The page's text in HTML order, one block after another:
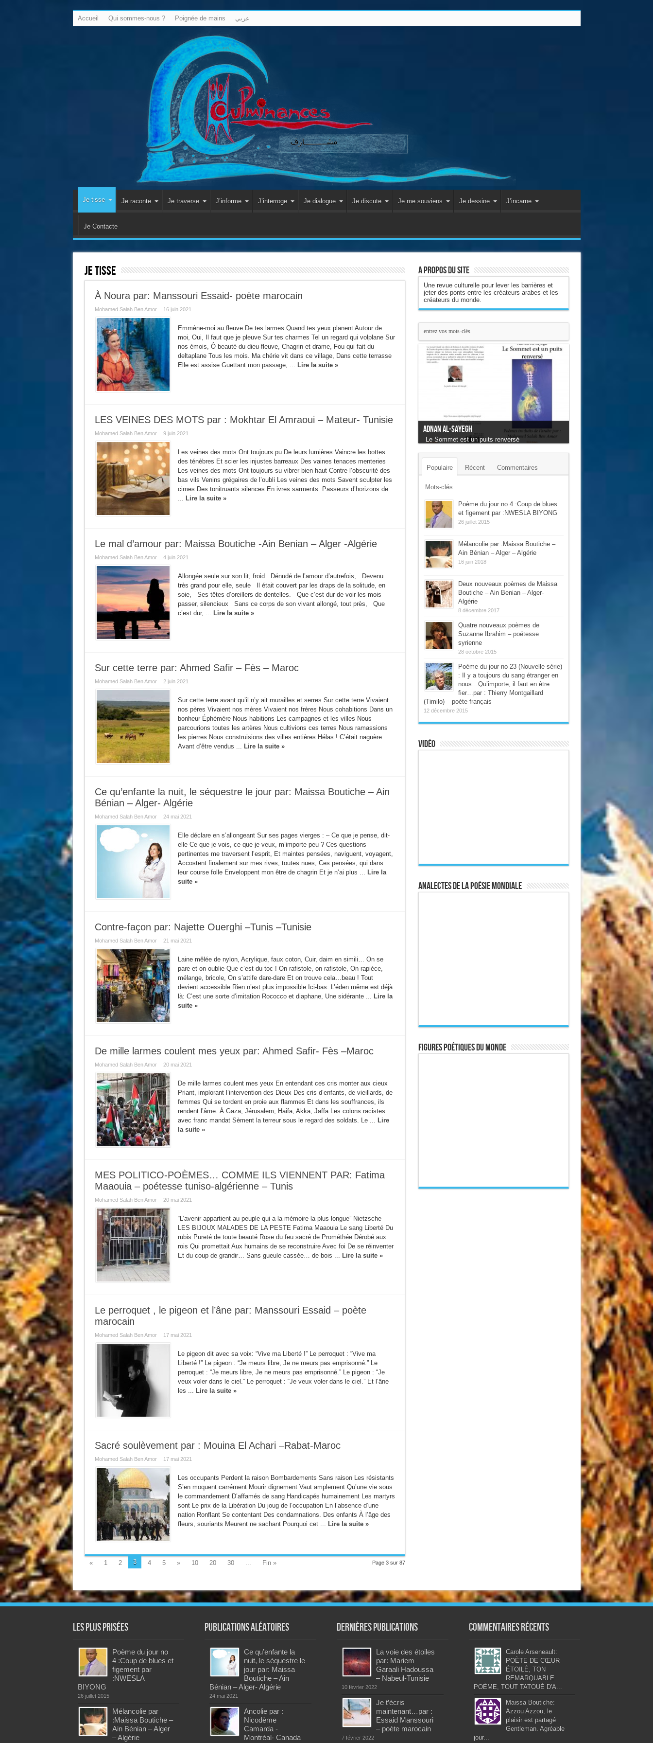
Accueil Qui sommes-nous ? Poignée de mains عربي
Je tisse Je raconte Je traverse J’informe J’interroge Je dialogue Je discute Je me souviens Je dessine J’incarne
Je Contacte
Je tisse
À Noura par: Manssouri Essaid- poète marocain
Mohamed Salah Ben Amor 16 juin 2021
Emmène-moi au fleuve De tes larmes Quand tes yeux planent Autour de
moi, Oui, Il faut que je pleuve Sur tes charmes Tel un regard qui volplane Sur
nos émois, Ô beauté du dieu-fleuve, Chagrin et drame, Fou qui fait du
deltaplane Tous les mois. Ma chérie vit dans ce village, Dans cette terrasse
Elle est assise Guettant mon passage, ... Lire la suite »
LES VEINES DES MOTS par : Mokhtar El Amraoui – Mateur- Tunisie
Mohamed Salah Ben Amor 9 juin 2021
Les veines des mots Ont toujours pu De leurs lumières Vaincre les bottes
des ténèbres Et scier les injustes barreaux Des vaines tenaces menteries
Les veines des mots Ont toujours su vibrer bien haut Contre l’obscurité des
bas vils Venins grégaires de l’oubli Les veines des mots Savent sculpter les
cimes Des tonitruants silences En ivres sarments Passeurs d’horizons de
... Lire la suite »
Le mal d’amour par: Maissa Boutiche -Ain Benian – Alger -Algérie
Mohamed Salah Ben Amor 4 juin 2021
Allongée seule sur son lit, froid Dénudé de l’amour d’autrefois, Devenu
très grand pour elle, seule Il était couvert par les draps de la solitude, en
soie, Ses têtes d’oreillers de dentelles. Que c’est dur de voir les mois
passer, silencieux Sans ce corps de son vivant allongé, tout près, Que
c’est dur, ... Lire la suite »
Sur cette terre par: Ahmed Safir – Fès – Maroc
Mohamed Salah Ben Amor 2 juin 2021
Sur cette terre avant qu’il n’y ait murailles et serres Sur cette terre Vivaient
nos pères Vivaient nos mères Vivaient nos frères Nous cohabitions Dans un
bonheur Éphémère Nous habitions Les campagnes et les villes Nous
parcourions toutes les artères Nous cultivions ces terres Nous ramassions
les pierres Nous construisions des villes entières Hélas ! C’était naguère
Avant d’être vendus ... Lire la suite »
Ce qu’enfante la nuit, le séquestre le jour par: Maissa Boutiche – Ain
Bénian – Alger- Algérie
Mohamed Salah Ben Amor 24 mai 2021
Elle déclare en s’allongeant Sur ses pages vierges : – Ce que je pense, dit-
elle Ce que je vois, ce que je veux, m’importe peu ? Ces questions
pertinentes me traversent l’esprit, Et maintes pensées, naviguent, voyagent,
Accostent finalement sur mes rives, toutes nues, Ces pensées, qui dans
leur course folle Enveloppent mon être de chagrin Et je n’ai plus ... Lire la
suite »
Contre-façon par: Najette Ouerghi –Tunis –Tunisie
Mohamed Salah Ben Amor 21 mai 2021
Laine mêlée de nylon, Acrylique, faux coton, Cuir, daim en simili… On se
pare et on oublie Que c’est du toc ! On rafistole, on rafistole, On rapièce,
mélange, bricole, On s’attife dare-dare Et on trouve cela…beau ! Tout
devient accessible Rien n’est plus impossible Ici-bas: L’éden même est déjà
là: C’est une sorte d’imitation Rococco et diaphane, Une sidérante ... Lire la
suite »
De mille larmes coulent mes yeux par: Ahmed Safir- Fès –Maroc
Mohamed Salah Ben Amor 20 mai 2021
De mille larmes coulent mes yeux En entendant ces cris monter aux cieux
Priant, implorant l’intervention des Dieux Des cris d’enfants, de vieillards, de
femmes Qui se tordent en proie aux flammes Et dans les souffrances, ils
rendent l’âme. À Gaza, Jérusalem, Haifa, Akka, Jaffa Les colons racistes
avec franc mandat Sèment la terreur sous le regard des soldats. Le ... Lire
la suite »
MES POLITICO-POÈMES… COMME ILS VIENNENT PAR: Fatima
Maaouia – poétesse tuniso-algérienne – Tunis
Mohamed Salah Ben Amor 20 mai 2021
“L’avenir appartient au peuple qui a la mémoire la plus longue” Nietzsche
LES BIJOUX MALADES DE LA PESTE Fatima Maaouia Le sang Liberté Du
rubis Pureté de toute beauté Rose du feu sacré de Prométhée Dérobé aux
rois Qui promettait Aux humains de se reconstruire Avec foi De se réinventer
Et du coup de grandir… Sans gueule cassée… de bois ... Lire la suite »
Le perroquet , le pigeon et l’âne par: Manssouri Essaid – poète
marocain
Mohamed Salah Ben Amor 17 mai 2021
Le pigeon dit avec sa voix: “Vive ma Liberté !” Le perroquet : “Vive ma
Liberté !” Le pigeon : “Je meurs libre, Je ne meurs pas emprisonné.” Le
perroquet : “Je meurs libre, Je ne meurs pas emprisonné.” Le pigeon : “Je
veux voler dans le ciel.” Le perroquet : “Je veux voler dans le ciel.” Et l’âne
les ... Lire la suite »
Sacré soulèvement par : Mouina El Achari –Rabat-Maroc
Mohamed Salah Ben Amor 17 mai 2021
Les occupants Perdent la raison Bombardements Sans raison Les résistants
S’en moquent carrément Mourir dignement Vaut amplement Qu’une vie sous
le commandement D’affamés de sang Handicapés humainement Les martyrs
sont Le prix de la Libération Du joug de l’occupation En l’absence d’une
nation Ronflant Se contentant Des condamnations. Des enfants À l’âge des
fleurs, souriants Meurent ne sachant Pourquoi cet ... Lire la suite »
Page 3 sur 87
« 1 2 3 4 5 » 10 20 30 ... Fin »
A propos du site
Une revue culturelle pour lever les barrières et
jeter des ponts entre les créateurs arabes et les
créateurs du monde.
Adnan Al-Sayegh
Le Sommet est un puits renversé
Ce livre est une traduction de l’arabe vers le
français d’un recueil de la poétesse syrienne
Suzanne Ibrahim demeurant à Damas.
L'ouvrage comporte 53 haïkus et mini-poèmes
abordant des thèmes divers.
Populaire Récent Commentaires
Mots-clés
Poème du jour no 4 :Coup de blues
et figement par :NWESLA BIYONG
26 juillet 2015
Mélancolie par :Maissa Boutiche –
Ain Bénian – Alger – Algérie
16 juin 2018
Deux nouveaux poèmes de Maissa
Boutiche – Ain Benian – Alger-
Algérie
8 décembre 2017
Quatre nouveaux poèmes de
Suzanne Ibrahim – poétesse
syrienne
28 octobre 2015
Poème du jour no 23 (Nouvelle série)
: Il y a toujours du sang étranger en
nous…Qu’importe, il faut en être
fier…par : Thierry Montgaillard
(Timilo) – poète français
12 décembre 2015
Vidéo
Analectes de la poésie mondiale
Figures poétiques du monde
Les plus prisées
Poème du jour no
4 :Coup de blues et
figement par
:NWESLA
BIYONG
26 juillet 2015
Mélancolie par
:Maissa Boutiche –
Ain Bénian – Alger
– Algérie
Publications aléatoires
Ce qu’enfante la
nuit, le séquestre le
jour par: Maissa
Boutiche – Ain
Bénian – Alger- Algérie
24 mai 2021
Ancolie par :
Nicodème
Camarda -
Montréal- Canada
Dernières publications
La voie des étoiles
par: Mariem
Garaali Hadoussa
– Nabeul-Tunisie
10 février 2022
Je t’écris
maintenant…par :
Essaid Manssouri
– poète marocain
7 février 2022
Commentaires récents
Carole Arseneault:
POÈTE DE CŒUR
ÉTOILÉ, TON
REMARQUABLE
POÈME, TOUT TATOUÉ D'A...
Maissa Boutiche:
Azzou Azzou, le
plaisir est partagé
Gentleman. Agréable
jour...